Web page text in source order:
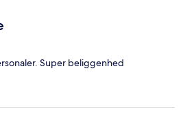
Super beliggenhed